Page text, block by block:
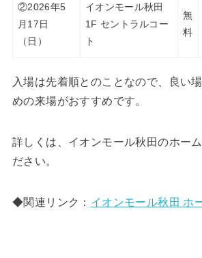
②2026年5
月17日
（日）
イオンモール秋田
1F セントラルコー
ト
無
料
入場は先着順とのことなので、良い
めの来場がおすすめです。
詳しくは、イオンモール秋田のホー
ださい。
◆関連リンク： イオンモール秋田 ホ